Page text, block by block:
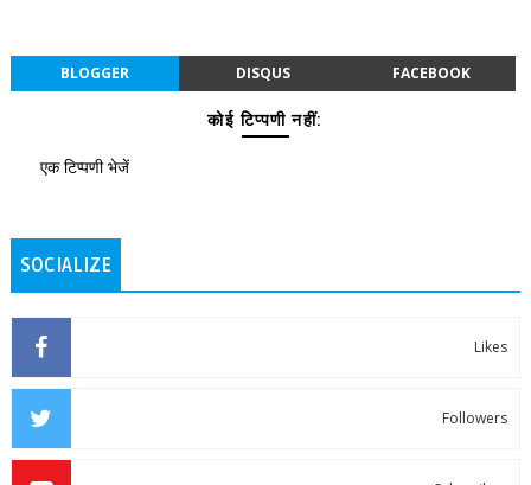
BLOGGER DISQUS FACEBOOK
कोई टिप्पणी नहीं:
एक टिप्पणी भेजें
SOCIALIZE
Likes
Followers